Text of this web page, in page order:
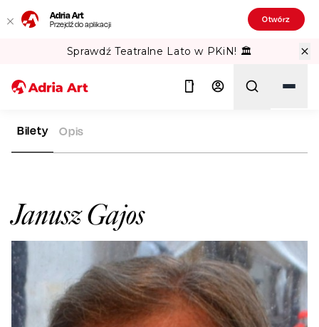
Adria Art
Przejdź do aplikacji Otwórz
Sprawdź Teatralne Lato w PKiN! 🏛️
ADRIA ART
Janusz Gajos
Bilety Opis